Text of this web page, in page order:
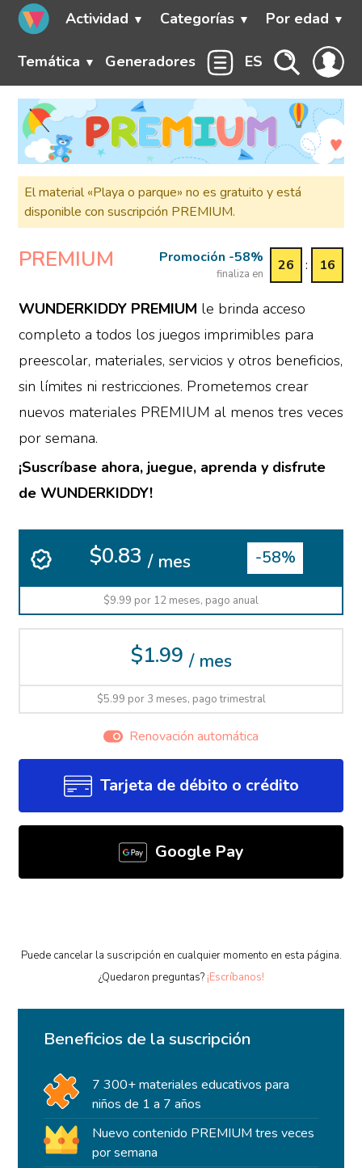
Actividad Categorías Por edad
Temática Generadores ES
El material «Playa o parque» no es gratuito y está
disponible con suscripción PREMIUM.
PREMIUM Promoción -58%
finaliza en
26 : 16
WUNDERKIDDY PREMIUM le brinda acceso
completo a todos los juegos imprimibles para
preescolar, materiales, servicios y otros beneficios,
sin límites ni restricciones. Prometemos crear
nuevos materiales PREMIUM al menos tres veces
por semana.
¡Suscríbase ahora, juegue, aprenda y disfrute
de WUNDERKIDDY!
$0.83 / mes -58%
$9.99 por 12 meses, pago anual
$1.99 / mes
$5.99 por 3 meses, pago trimestral
Renovación automática
Tarjeta de débito o crédito
Google Pay
Puede cancelar la suscripción en cualquier momento en esta página.
¿Quedaron preguntas? ¡Escríbanos!
Beneficios de la suscripción
7 300+ materiales educativos para
niños de 1 a 7 años
Nuevo contenido PREMIUM tres veces
por semana